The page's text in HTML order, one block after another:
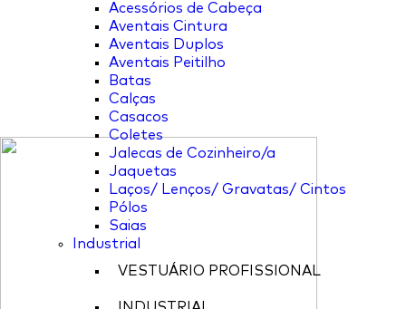
Acessórios de Cabeça
Aventais Cintura
Aventais Duplos
Aventais Peitilho
Batas
Calças
Casacos
Coletes
Jalecas de Cozinheiro/a
Jaquetas
Laços/ Lenços/ Gravatas/ Cintos
Pólos
Saias
Industrial
VESTUÁRIO PROFISSIONAL